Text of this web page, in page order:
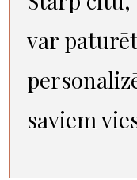
var
saviem